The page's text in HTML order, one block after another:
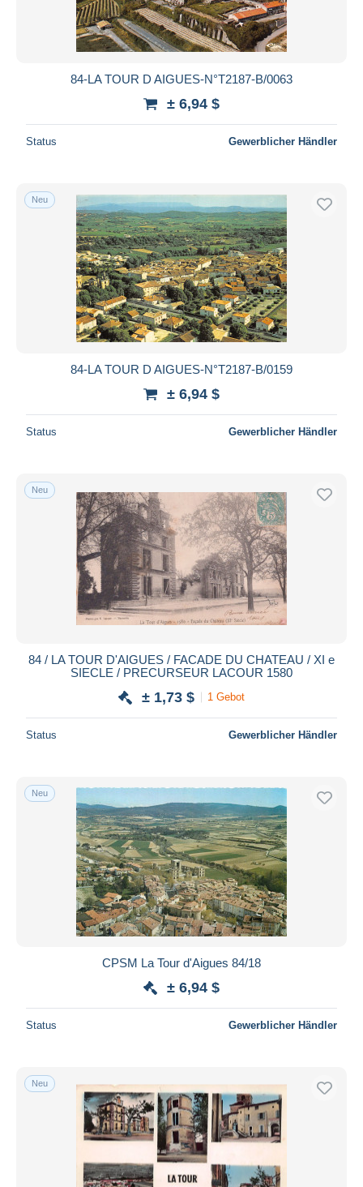
84-LA TOUR D AIGUES-N°T2187-B/0063
± 6,94 $
Status Gewerblicher Händler
Neu
84-LA TOUR D AIGUES-N°T2187-B/0159
± 6,94 $
Status Gewerblicher Händler
Neu
84 / LA TOUR D'AIGUES / FACADE DU CHATEAU / XI e
SIECLE / PRECURSEUR LACOUR 1580
± 1,73 $ 1 Gebot
Status Gewerblicher Händler
Neu
CPSM La Tour d'Aigues 84/18
± 6,94 $
Status Gewerblicher Händler
Neu